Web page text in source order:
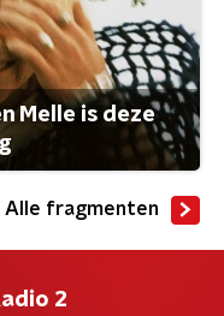
Melle is deze
Alle fragmenten
2